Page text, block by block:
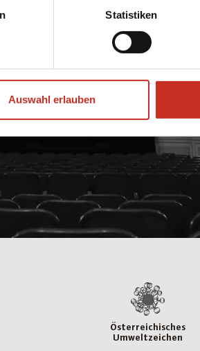
Statistiken
Auswahl erlauben
Österreichisches
Umweltzeichen